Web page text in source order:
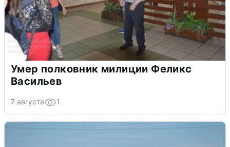
Умер полковник милиции Феликс
Васильев
7 августа 1